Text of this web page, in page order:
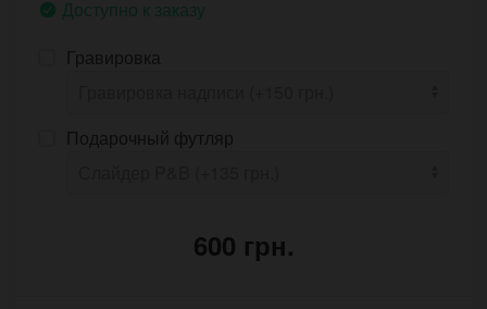
Доступно к заказу
Гравировка
Подарочный футляр
600 грн.